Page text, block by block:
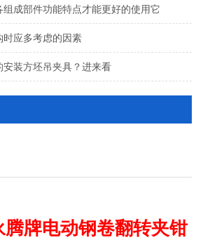
组成部件功能特点才能更好的使用它
时应多考虑的因素
安装方坯吊夹具？进来看
腾牌电动钢卷翻转夹钳